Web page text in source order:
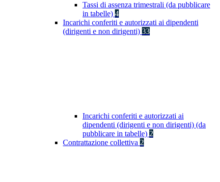
Tassi di assenza trimestrali (da pubblicare
in tabelle) 4
Incarichi conferiti e autorizzati ai dipendenti
(dirigenti e non dirigenti) 33
Incarichi conferiti e autorizzati ai
dipendenti (dirigenti e non dirigenti) (da
pubblicare in tabelle) 2
Contrattazione collettiva 2